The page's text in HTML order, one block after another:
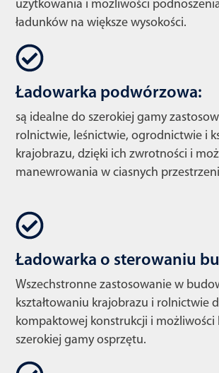
użytkowania i możliwości
ładunków na większe wysokości.
Ładowarka podwórzowa:
są idealne do szerokiej gamy
rolnictwie, leśnictwie, ogrodnictwie i
krajobrazu, dzięki ich zwrotności i
manewrowania w ciasnych
Ładowarka o sterowaniu
Wszechstronne zastosowanie w
kształtowaniu krajobrazu i rolnictwie
kompaktowej konstrukcji i możliwości
szerokiej gamy osprzętu.